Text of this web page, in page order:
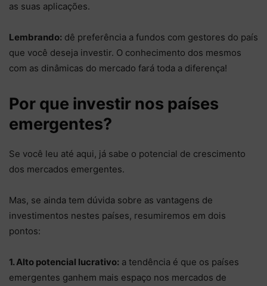
as suas aplicações.
Lembrando: dê preferência a fundos com gestores do país
que você deseja investir. O conhecimento dos mesmos
com as dinâmicas do mercado fará toda a diferença!
Por que investir nos países
emergentes?
Se você leu até aqui, já sabe o potencial de crescimento
dos mercados emergentes.
Mas, se ainda tem dúvida sobre as vantagens de
investimentos nestes países, resumiremos em dois
pontos:
1. Alto potencial lucrativo: a tendência é que os países
emergentes ganhem mais espaço nos mercados de